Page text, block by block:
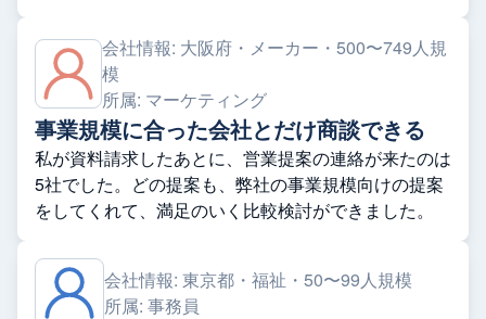
会社情報: 大阪府・メーカー・500〜749人規
模
所属: マーケティング
事業規模に合った会社とだけ商談できる
私が資料請求したあとに、営業提案の連絡が来たのは
5社でした。どの提案も、弊社の事業規模向けの提案
をしてくれて、満足のいく比較検討ができました。
会社情報: 東京都・福祉・50〜99人規模
所属: 事務員